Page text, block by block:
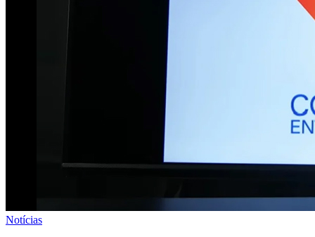
Notícias